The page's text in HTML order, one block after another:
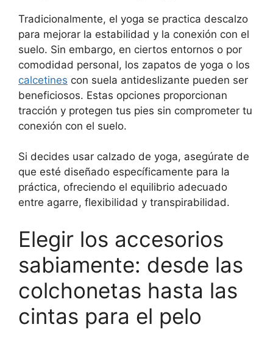
Tradicionalmente, el yoga se practica descalzo
para mejorar la estabilidad y la conexión con el
suelo. Sin embargo, en ciertos entornos o por
comodidad personal, los zapatos de yoga o los
calcetines con suela antideslizante pueden ser
beneficiosos. Estas opciones proporcionan
tracción y protegen tus pies sin comprometer tu
conexión con el suelo.
Si decides usar calzado de yoga, asegúrate de
que esté diseñado específicamente para la
práctica, ofreciendo el equilibrio adecuado
entre agarre, flexibilidad y transpirabilidad.
Elegir los accesorios
sabiamente: desde las
colchonetas hasta las
cintas para el pelo